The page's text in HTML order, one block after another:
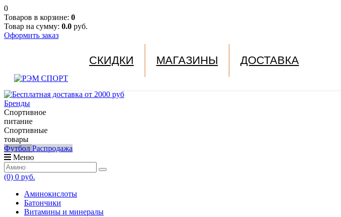
0
Товаров в корзине: 0
Товар на сумму: 0.0 руб.
Оформить заказ
СКИДКИ МАГАЗИНЫ ДОСТАВКА
Бренды
Спортивное
питание
Спортивные
товары
Футбол Распродажа
Меню
(0) 0 руб.
Аминокислоты
Батончики
Витамины и минералы